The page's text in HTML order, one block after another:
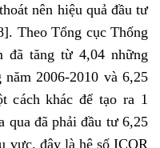
nên hiệu quả đầu tư
. Theo Tổng cục Thống
đã tăng từ 4,04 những
2006-2010 và 6,25
cách khác để tạo ra 1
qua đã phải đầu tư 6,25
vực, đây là hệ số ICOR